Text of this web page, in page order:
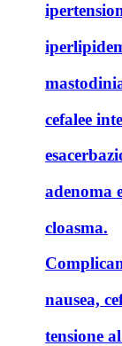
cefalee
adenoma
cloasma.
nausea,
tensione